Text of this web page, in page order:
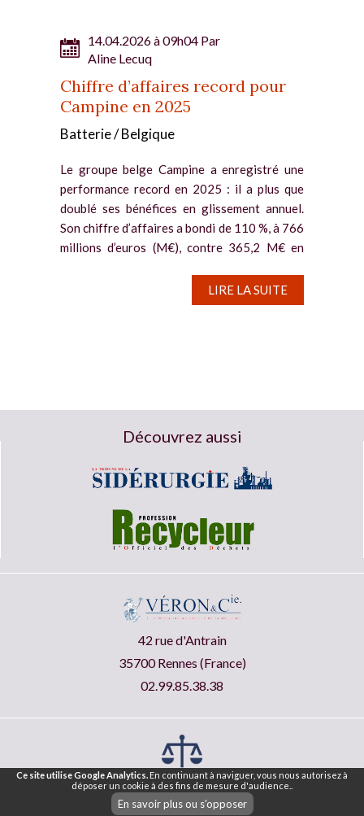
Ce site utilise Google Analytics. En continuant à naviguer, vous nous autorisez à
déposer un cookie à des fins de mesure d'audience..
En savoir plus ou s'opposer
14.04.2026 à 09h04 Par
Aline Lecuq
Chiffre d’affaires record pour
Campine en 2025
Batterie / Belgique
Le groupe belge Campine a enregistré une
performance record en 2025 : il a plus que
doublé ses bénéfices en glissement annuel.
Son chiffre d’affaires a bondi de 110 %, à 766
millions d’euros (M€), contre 365,2 M€ en
LIRE LA SUITE
Mentions légales ® CGU CGV
| Lettre d'information |
Découvrez aussi
42 rue d'Antrain
35700 Rennes (France)
02.99.85.38.38